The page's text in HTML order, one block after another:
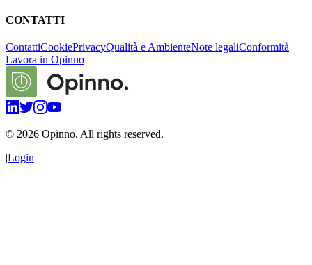
CONTATTI
ContattiCookiePrivacyQualità e AmbienteNote legaliConformità
Lavora in Opinno
© 2026 Opinno. All rights reserved.
|Login